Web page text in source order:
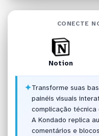
CONECTE
Notion
✦Transforme suas
painéis visuais
complicação
A Kondado replica
comentários e